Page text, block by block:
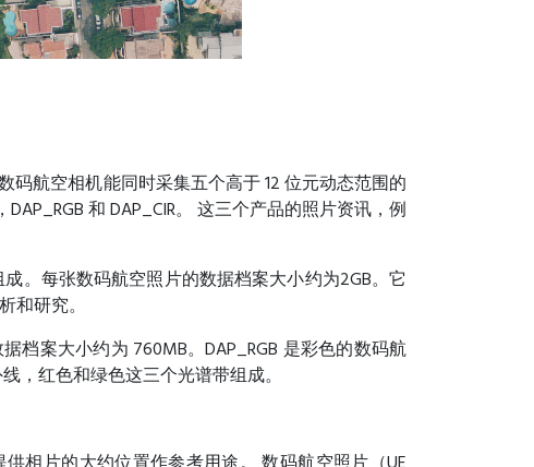
码航空相机能同时采集五个高于 12 位元动态范围的
和 DAP_CIR。 这三个产品的照片资讯，例
。每张数码航空照片的数据档案大小约为2GB。它
研究。
档案大小约为 760MB。DAP_RGB 是彩色的数码航
，红色和绿色这三个光谱带组成。